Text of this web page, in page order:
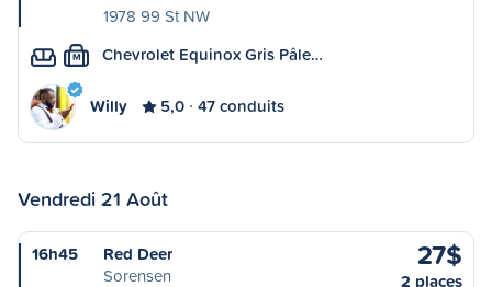
1978 99 St NW
M Chevrolet Equinox Gris Pâle…
Willy 5,0 47 conduits
Vendredi 21 Août
16h45
Red Deer
Sorensen
27$
2 places